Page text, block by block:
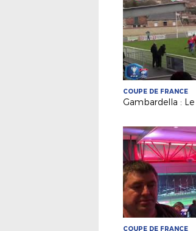
COUPE DE FRANCE
COUPE DE FRANCE